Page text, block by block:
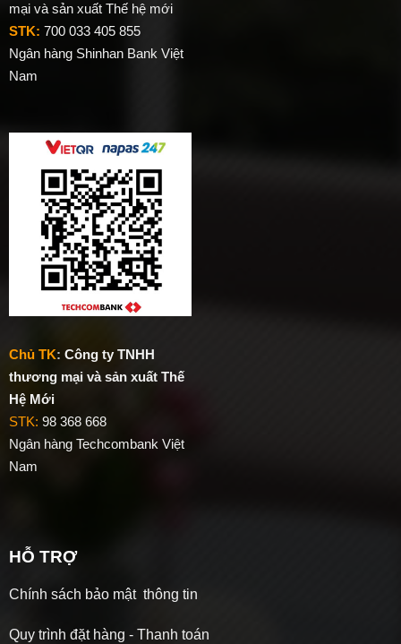
mại và sản xuất Thế hệ mới
STK: 700 033 405 855
Ngân hàng Shinhan Bank Việt
Nam
Chủ TK: Công ty TNHH
thương mại và sản xuất Thế
Hệ Mới
STK: 98 368 668
Ngân hàng Techcombank Việt
Nam
HỖ TRỢ
Chính sách bảo mật thông tin
Quy trình đặt hàng - Thanh toán